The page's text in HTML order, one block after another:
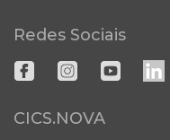
Redes Sociais
CICS.NOVA